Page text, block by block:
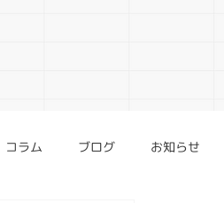
コラム ブログ お知らせ